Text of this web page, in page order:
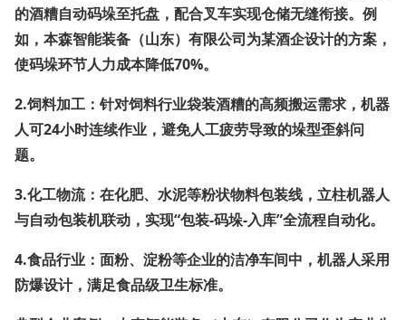
的酒糟自动码垛至托盘，配合叉车实现仓储无缝衔接。例
如， 本森智能装备（山东）有限公司为某酒企设计的方案，
使码垛环节人力成本降低70%。
2.饲料加工 ：针对饲料行业袋装酒糟的高频搬运需求，机器
人可24小时连续作业，避免人工疲劳导致的垛型歪斜问
题。
3.化工物流：在化肥、水泥等粉状物料包装线，立柱机器人
与自动包装机联动，实现“包装-码垛-入库”全流程自动化。
4.食品行业 ：面粉、淀粉等企业的洁净车间中，机器人采用
防爆设计，满足食品级卫生标准。